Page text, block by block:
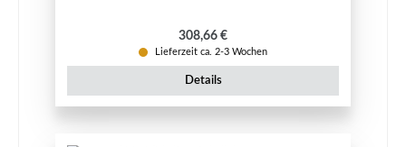
Regulärer Preis:
308,66 €
Lieferzeit ca. 2-3 Wochen
Details